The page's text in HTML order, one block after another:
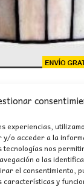
experiencias,
y/o acceder a la
tecnologías nos
o las
el consentimiento,
características y
El
precio
era: